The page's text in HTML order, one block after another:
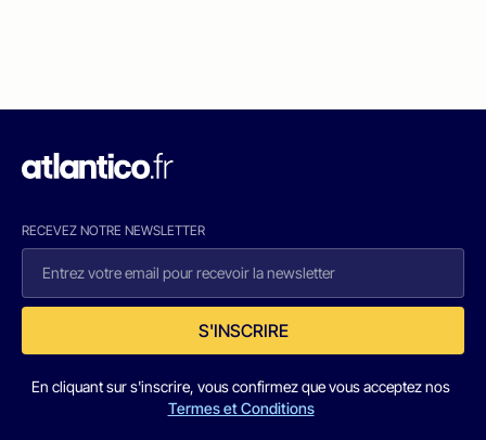
RECEVEZ NOTRE NEWSLETTER
S'INSCRIRE
En cliquant sur s'inscrire, vous confirmez que vous acceptez nos
Termes et Conditions